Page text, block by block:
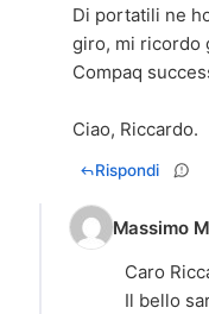
Di portatili ne
giro, mi ricordo
Compaq
Ciao, Riccardo.
Rispondi
Massimo
Caro
Il bello